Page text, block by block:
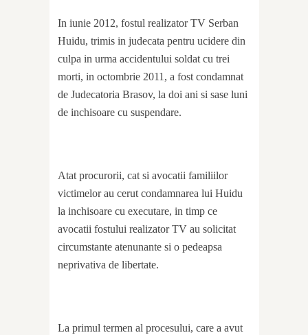
In iunie 2012, fostul realizator TV Serban
Huidu, trimis in judecata pentru ucidere din
culpa in urma accidentului soldat cu trei
morti, in octombrie 2011, a fost condamnat
de Judecatoria Brasov, la doi ani si sase luni
de inchisoare cu suspendare.
Atat procurorii, cat si avocatii familiilor
victimelor au cerut condamnarea lui Huidu
la inchisoare cu executare, in timp ce
avocatii fostului realizator TV au solicitat
circumstante atenunante si o pedeapsa
neprivativa de libertate.
La primul termen al procesului, care a avut